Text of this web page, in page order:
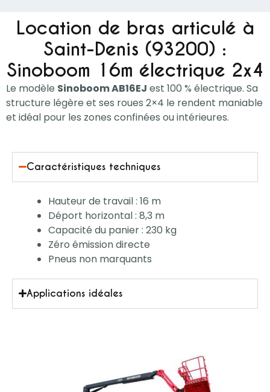
Location de bras articulé à
Saint-Denis (93200) :
Sinoboom 16m électrique 2x4
Le modèle Sinoboom AB16EJ est 100 % électrique. Sa
structure légère et ses roues 2×4 le rendent maniable
et idéal pour les zones confinées ou intérieures.
Caractéristiques techniques
Hauteur de travail : 16 m
Déport horizontal : 8,3 m
Capacité du panier : 230 kg
Zéro émission directe
Pneus non marquants
Applications idéales